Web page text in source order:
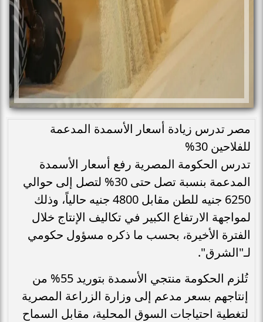
مصر تدرس زيادة أسعار الأسمدة المدعمة
للفلاحين 30%
تدرس الحكومة المصرية رفع أسعار الأسمدة
المدعمة بنسبة تصل حتى 30% لتصل إلى حوالي
6250 جنيه للطن مقابل 4800 جنيه حالياً، وذلك
لمواجهة الارتفاع الكبير في تكاليف الإنتاج خلال
الفترة الأخيرة، بحسب ما ذكره مسؤول حكومي
لـ"الشرق".
تُلزم الحكومة منتجي الأسمدة بتوريد 55% من
إنتاجهم بسعر مدعم إلى وزارة الزراعة المصرية
لتغطية احتياجات السوق المحلية، مقابل السماح